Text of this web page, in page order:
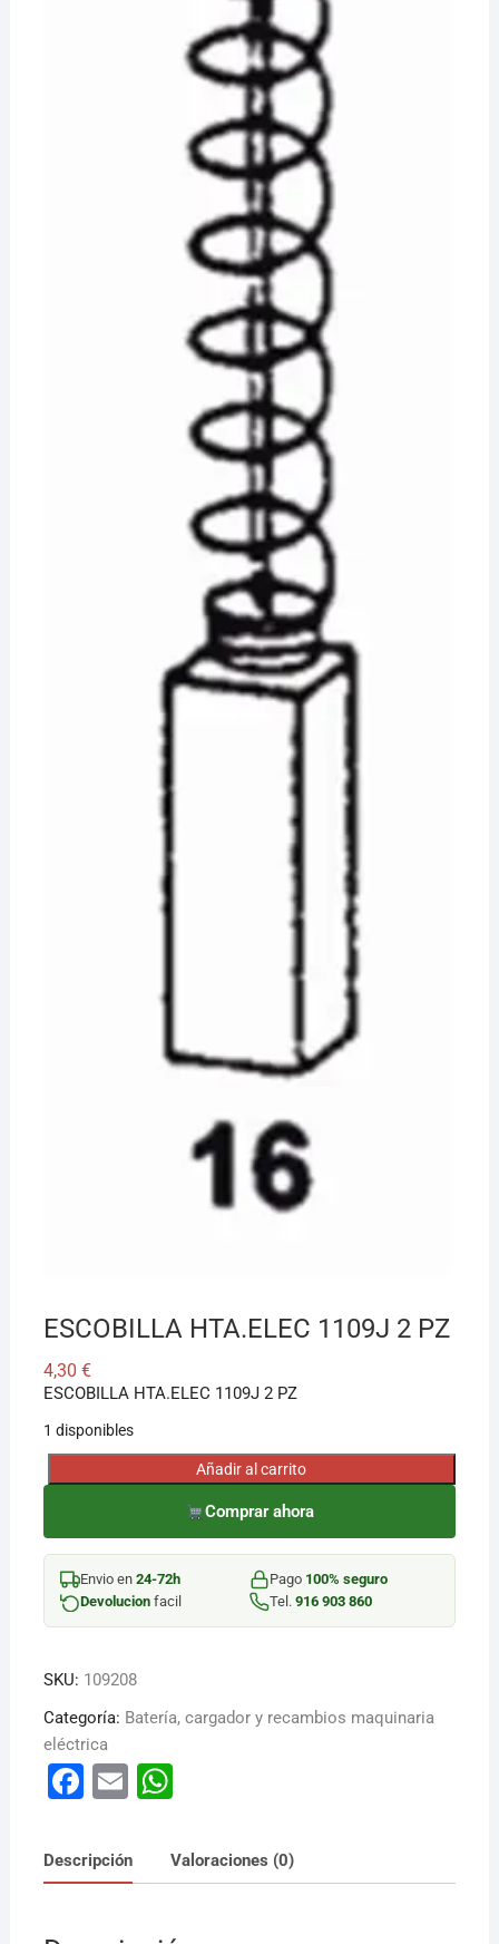
ESCOBILLA HTA.ELEC 1109J 2 PZ
4,30 €
ESCOBILLA HTA.ELEC 1109J 2 PZ
1 disponibles
ESCOBILLA
1109J
2
PZ
cantidad
Añadir al carrito
Comprar ahora
Envio en 24-72h Pago 100% seguro
Devolucionfacil Tel. 916 903 860
SKU: 109208
Categoría: Batería, cargador y recambios maquinaria
eléctrica
F
c
e
E
ai
l
W
at
s
Descripción Valoraciones (0)
¡Hola! Soy el asesor virtual de Ferretería El Arroyo.
Cuéntame qué necesitas y te ayudo a encontrarlo,
aunque no sepas el nombre exacto